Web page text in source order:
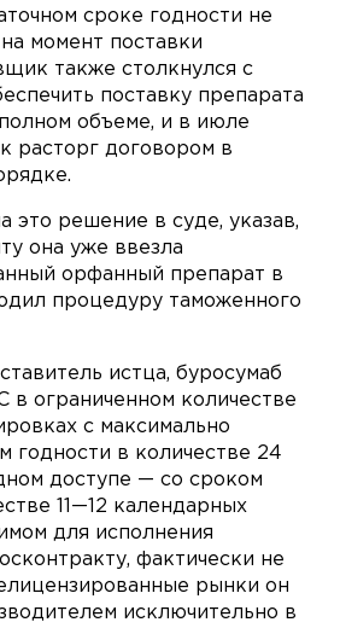
сроке годности не
момент поставки
также столкнулся с
поставку препарата
объеме, и в июле
расторг договором в
это решение в суде, указав,
она уже ввезла
орфанный препарат в
процедуру таможенного
истца, буросумаб
в ограниченном количестве
с максимально
годности в количестве 24
доступе — со сроком
11—12 календарных
для исполнения
фактически не
рынки он
исключительно в